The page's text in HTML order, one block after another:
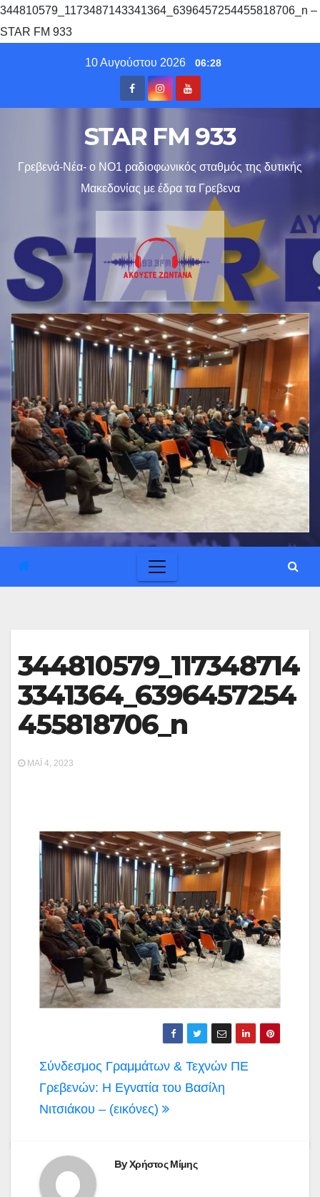
344810579_1173487143341364_6396457254455818706_n –
STAR FM 933
10 Αυγούστου 2026 06:28
STAR FM 933
Γρεβενά-Νέα- ο ΝΟ1 ραδιοφωνικός σταθμός της δυτικής
Μακεδονίας με έδρα τα Γρεβενα
344810579_117348714
3341364_6396457254
455818706_n
ΜΆΙ 4, 2023
Πλοήγηση
άρθρων
Σύνδεσμος Γραμμάτων & Τεχνών ΠΕ
Γρεβενών: Η Εγνατία του Βασίλη
Νιτσιάκου – (εικόνες)
ByΧρήστος Μίμης